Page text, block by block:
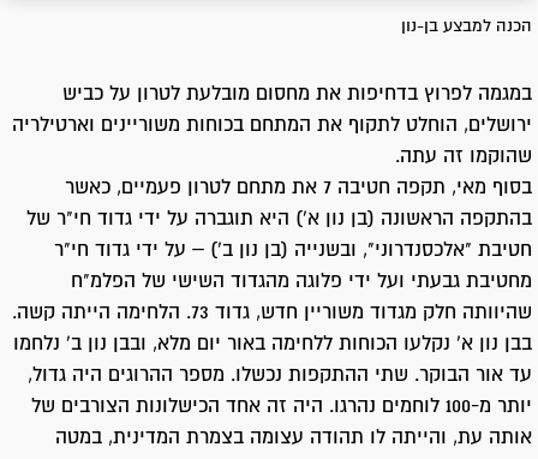
הכנה למבצע בן-נון
במגמה לפרוץ בדחיפות את מחסום מובלעת לטרון על כביש
ירושלים, הוחלט לתקוף את המתחם בכוחות משוריינים וארטילריה
שהוקמו זה עתה.
בסוף מאי, תקפה חטיבה 7 את מתחם לטרון פעמיים, כאשר
בהתקפה הראשונה (בן נון א') היא תוגברה על ידי גדוד חי"ר של
חטיבת "אלכסנדרוני", ובשנייה (בן נון ב') – על ידי גדוד חי"ר
מחטיבת גבעתי ועל ידי פלוגה מהגדוד השישי של הפלמ"ח
שהיוותה חלק מגדוד משוריין חדש, גדוד 73. הלחימה הייתה קשה.
בבן נון א' נקלעו הכוחות ללחימה באור יום מלא, ובבן נון ב' נלחמו
עד אור הבוקר. שתי ההתקפות נכשלו. מספר ההרוגים היה גדול,
יותר מ-100 לוחמים נהרגו. היה זה אחד הכישלונות הצורבים של
אותה עת, והייתה לו תהודה עצומה בצמרת המדינית, במטה